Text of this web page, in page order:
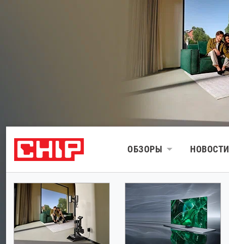
ОБЗОРЫ НОВОСТИ